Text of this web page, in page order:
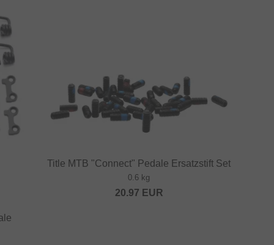
Title MTB "Connect" Pedale Ersatzstift Set
0.6 kg
20.97 EUR